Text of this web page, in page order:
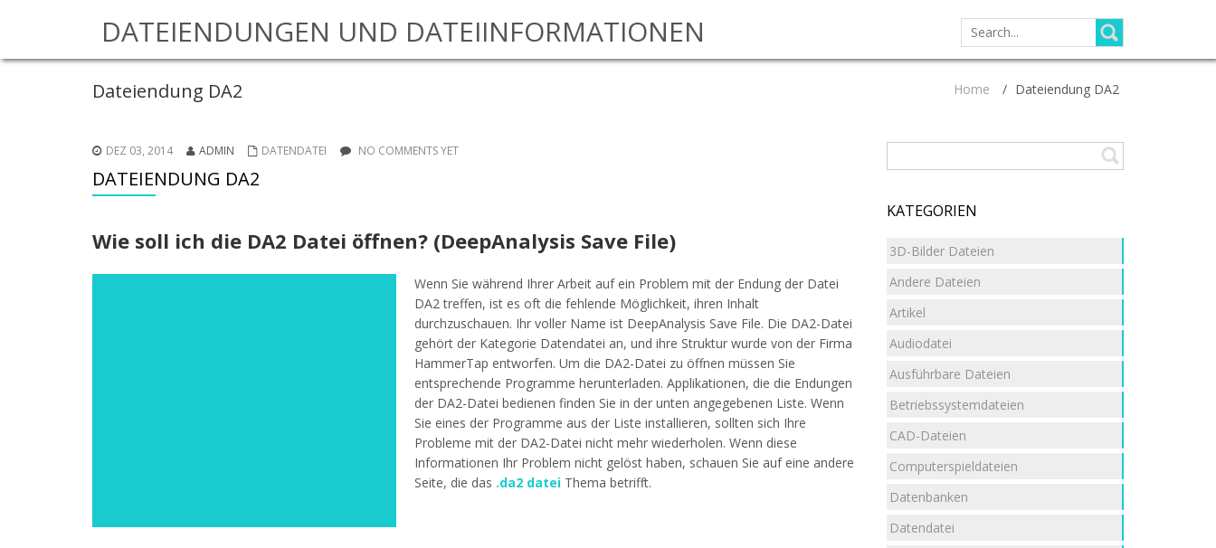
DATEIENDUNGEN UND DATEIINFORMATIONEN
SEARCH
FOR:
Dateiendung DA2 Home / Dateiendung DA2
DEZ 03, 2014 ADMIN DATENDATEI NO COMMENTS YET
DATEIENDUNG DA2
Wie soll ich die DA2 Datei öffnen? (DeepAnalysis Save File)
Wenn Sie während Ihrer Arbeit auf ein Problem mit der Endung der Datei
DA2 treffen, ist es oft die fehlende Möglichkeit, ihren Inhalt
durchzuschauen. Ihr voller Name ist DeepAnalysis Save File. Die DA2-Datei
gehört der Kategorie Datendatei an, und ihre Struktur wurde von der Firma
HammerTap entworfen. Um die DA2-Datei zu öffnen müssen Sie
entsprechende Programme herunterladen. Applikationen, die die Endungen
der DA2-Datei bedienen finden Sie in der unten angegebenen Liste. Wenn
Sie eines der Programme aus der Liste installieren, sollten sich Ihre
Probleme mit der DA2-Datei nicht mehr wiederholen. Wenn diese
Informationen Ihr Problem nicht gelöst haben, schauen Sie auf eine andere
Seite, die das .da2 datei Thema betrifft.
KATEGORIEN
3D-Bilder Dateien
Andere Dateien
Artikel
Audiodatei
Ausführbare Dateien
Betriebssystemdateien
CAD-Dateien
Computerspieldateien
Datenbanken
Datendatei